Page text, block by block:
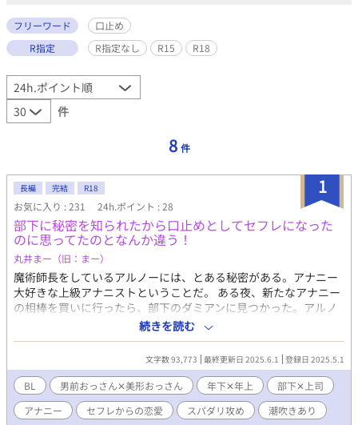
フリーワード
口止め
R指定
R指定なし R15 R18
件
8 件
1
長編 完結 R18
お気に入り : 231 24h.ポイント : 28
部下に秘密を知られたから口止めとしてセフレになった
のに思ってたのとなんか違う！
丸井まー（旧：まー）
魔術師長をしているアルノーには、とある秘密がある。アナニー
大好きな上級アナニストということだ。 ある夜、新たなアナニー
の相棒を買いに行ったら、部下のダミアンに見つかった。アルノ
ーの秘密をバラさない代わりに、男専門だというダミアンのセフ
レになることになった。 スパダリ男前おっさん部下✕アナニー大
好き美形おっさん魔術師長。 ※ムーンライトノベルズさんでも公
開しております。 ※注意書きが増える場合は、都度追加いたしま
す。 ※エロあり回には※をつけてます。
続きを読む
文字数 93,773 最終更新日 2025.6.1 登録日 2025.5.1
BL 男前おっさん✕美形おっさん 年下✕年上
部下✕上司
アナニー
セフレからの恋愛 スパダリ攻め
潮吹きあり